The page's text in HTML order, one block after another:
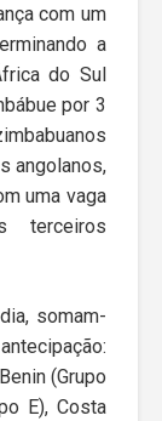
com um
a
do Sul
por 3
angolanos,
uma vaga
terceiros
somam-
(Grupo
E), Costa